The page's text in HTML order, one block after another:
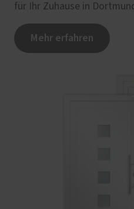
für Ihr Zuhause in
Mehr erfahren